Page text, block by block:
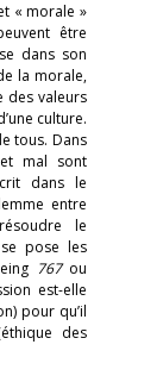
« morale »
être
dans son
la morale,
des valeurs
culture.
tous. Dans
mal sont
dans le
entre
le
pose les
767ou
est-elle
pour qu’il
des